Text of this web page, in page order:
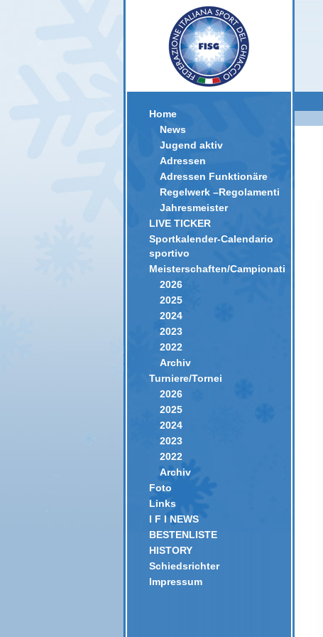
Home
News
Jugend aktiv
Adressen
Adressen Funktionäre
Regelwerk –Regolamenti
Jahresmeister
LIVE TICKER
Sportkalender-Calendario
sportivo
Meisterschaften/Campionati
2026
2025
2024
2023
2022
Archiv
Turniere/Tornei
2026
2025
2024
2023
2022
Archiv
Foto
Links
I F I NEWS
BESTENLISTE
HISTORY
Schiedsrichter
Impressum